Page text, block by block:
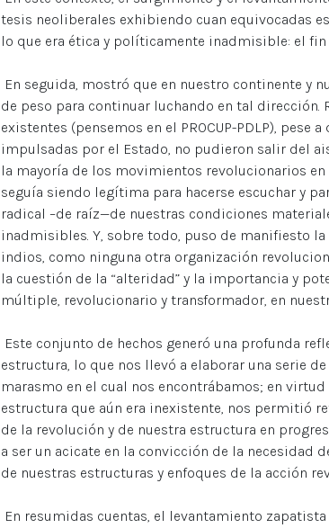
tesis neoliberales exhibiendo cuan equivocadas
lo que era ética y políticamente inadmisible: el
En seguida, mostró que en nuestro continente y
de peso para continuar luchando en tal dirección.
existentes (pensemos en el PROCUP-PDLP),
impulsadas por el Estado, no pudieron salir del
la mayoría de los movimientos revolucionarios
seguía siendo legítima para hacerse escuchar y
radical –de raíz—de nuestras condiciones
inadmisibles. Y, sobre todo, puso de manifiesto
indios, como ninguna otra organización
la cuestión de la “alteridad” y la importancia y
múltiple, revolucionario y transformador, en
Este conjunto de hechos generó una profunda
estructura, lo que nos llevó a elaborar una serie
marasmo en el cual nos encontrábamos; en
estructura que aún era inexistente, nos permitió
de la revolución y de nuestra estructura en
a ser un acicate en la convicción de la necesidad
de nuestras estructuras y enfoques de la acción
En resumidas cuentas, el levantamiento